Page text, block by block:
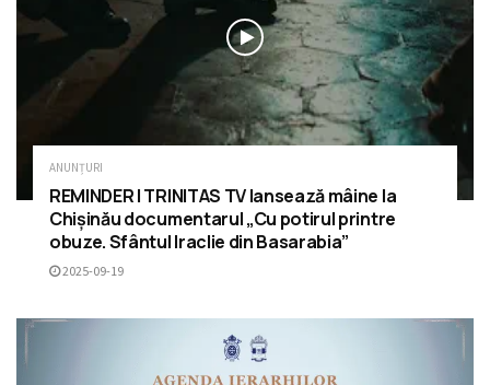
ANUNȚURI
REMINDER | TRINITAS TV lansează mâine la
Chișinău documentarul „Cu potirul printre
obuze. Sfântul Iraclie din Basarabia”
2025-09-19